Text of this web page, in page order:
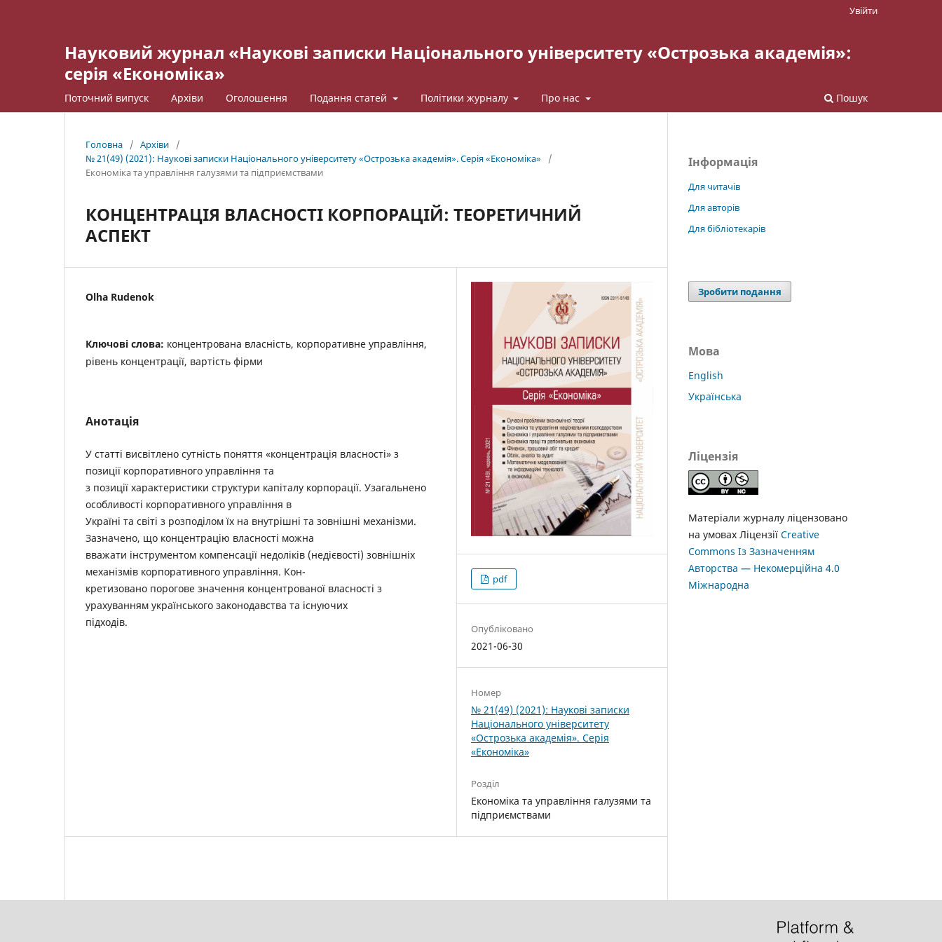
Науковий журнал «Наукові записки Національного університету «Острозька академія»:
серія «Економіка»
Поточний випуск Архіви Оголошення Подання статей Політики журналу Про нас Пошук
Увійти
Головна / Архіви
/
№ 21(49) (2021): Наукові записки Національного університету «Острозька академія». Серія «Економіка»
/
Економіка та управління галузями та підприємствами
КОНЦЕНТРАЦІЯ ВЛАСНОСТІ КОРПОРАЦІЙ: ТЕОРЕТИЧНИЙ
АСПЕКТ
Olha Rudenok
Ключові слова: концентрована власність, корпоративне управління,
рівень концентрації, вартість фірми
Анотація
У статті висвітлено сутність поняття «концентрація власності» з
позиції корпоративного управління та
з позиції характеристики структури капіталу корпорації. Узагальнено
особливості корпоративного управління в
Україні та світі з розподілом їх на внутрішні та зовнішні механізми.
Зазначено, що концентрацію власності можна
вважати інструментом компенсації недоліків (недієвості) зовнішніх
механізмів корпоративного управління. Кон-
кретизовано порогове значення концентрованої власності з
урахуванням українського законодавства та існуючих
підходів.
pdf
Опубліковано
2021-06-30
Номер
№ 21(49) (2021): Наукові записки
Національного університету
«Острозька академія». Серія
«Економіка»
Розділ
Економіка та управління галузями та
підприємствами
Інформація
Для читачів
Для авторів
Для бібліотекарів
Зробити подання
Мова
English
Українська
Ліцензія
Матеріали журналу ліцензовано
на умовах Ліцензії Creative
Commons Із Зазначенням
Авторства — Некомерційна 4.0
Міжнародна